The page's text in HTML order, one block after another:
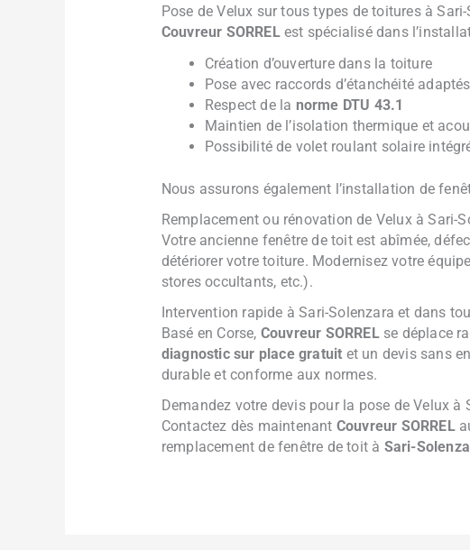
Pose de Velux sur tous types de toitures à
Couvreur SORRELest spécialisé dans
Création d’ouverture dans la toiture
Pose avec raccords d’étanchéité adaptés
Respect de la norme DTU 43.1
Maintien de l’isolation thermique et
Possibilité de volet roulant solaire
Nous assurons également l’installation de
Remplacement ou rénovation de Velux à Sari-
Votre ancienne fenêtre de toit est abîmée,
détériorer votre toiture. Modernisez votre
stores occultants, etc.).
Intervention rapide à Sari-Solenzara et dans
Basé en Corse, Couvreur SORRELse déplace
diagnostic sur place gratuit et un devis sans
durable et conforme aux normes.
Demandez votre devis pour la pose de Velux à
Contactez dès maintenant Couvreur SORREL
remplacement de fenêtre de toit à Sari-